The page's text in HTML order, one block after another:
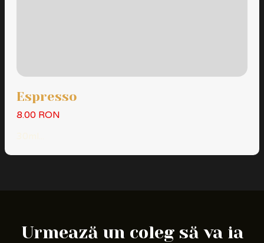
Espresso
8.00 RON
Urmează un coleg să va ia